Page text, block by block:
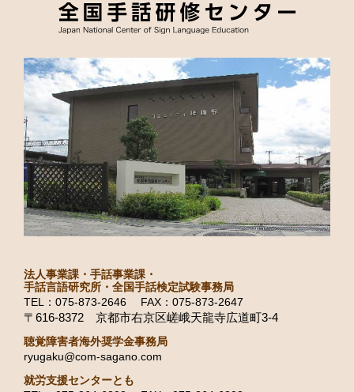
法人事業課・手話事業課・
手話言語研究所・全国手話検定試験事務局
TEL：075-873-2646 FAX：075-873-2647
〒616-8372 京都市右京区嵯峨天龍寺広道町3-4
聴覚障害者海外奨学金事務局
ryugaku@com-sagano.com
就労支援センターとも